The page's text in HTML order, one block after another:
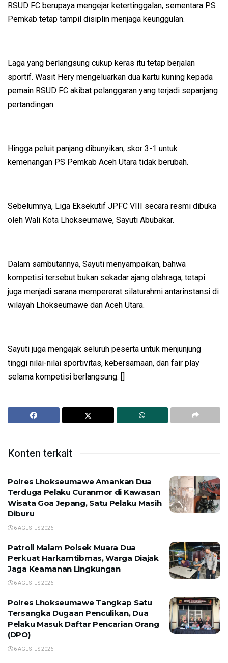
RSUD FC berupaya mengejar ketertinggalan, sementara PS
Pemkab tetap tampil disiplin menjaga keunggulan.
Laga yang berlangsung cukup keras itu tetap berjalan
sportif. Wasit Hery mengeluarkan dua kartu kuning kepada
pemain RSUD FC akibat pelanggaran yang terjadi sepanjang
pertandingan.
Hingga peluit panjang dibunyikan, skor 3-1 untuk
kemenangan PS Pemkab Aceh Utara tidak berubah.
Sebelumnya, Liga Eksekutif JPFC VIII secara resmi dibuka
oleh Wali Kota Lhokseumawe, Sayuti Abubakar.
Dalam sambutannya, Sayuti menyampaikan, bahwa
kompetisi tersebut bukan sekadar ajang olahraga, tetapi
juga menjadi sarana mempererat silaturahmi antarinstansi di
wilayah Lhokseumawe dan Aceh Utara.
Sayuti juga mengajak seluruh peserta untuk menjunjung
tinggi nilai-nilai sportivitas, kebersamaan, dan fair play
selama kompetisi berlangsung. []
Konten terkait
Polres Lhokseumawe Amankan Dua
Terduga Pelaku Curanmor di Kawasan
Wisata Goa Jepang, Satu Pelaku Masih
Diburu
6 AGUSTUS 2026
Patroli Malam Polsek Muara Dua
Perkuat Harkamtibmas, Warga Diajak
Jaga Keamanan Lingkungan
6 AGUSTUS 2026
Polres Lhokseumawe Tangkap Satu
Tersangka Dugaan Penculikan, Dua
Pelaku Masuk Daftar Pencarian Orang
(DPO)
6 AGUSTUS 2026